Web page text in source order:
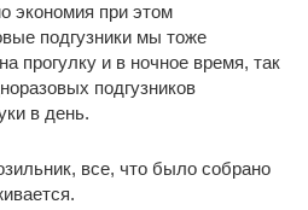
экономия при этом
подгузники мы тоже
прогулку и в ночное время, так
подгузников
в день.
все, что было собрано